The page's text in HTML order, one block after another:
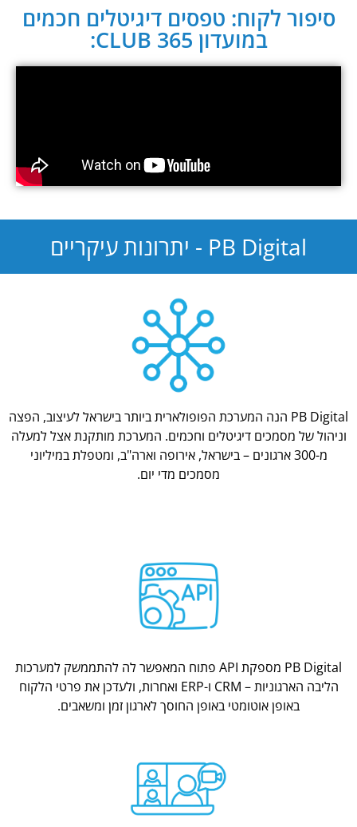
סיפור לקוח: טפסים דיגיטלים חכמים
במועדון CLUB 365:
PB Digital - יתרונות עיקריים
PB Digital הנה המערכת הפופולארית ביותר בישראל לעיצוב, הפצה
וניהול של מסמכים דיגיטלים וחכמים. המערכת מותקנת אצל למעלה
מ-300 ארגונים – בישראל, אירופה וארה"ב, ומטפלת במיליוני
מסמכים מדי יום.
PB Digital מספקת API פתוח המאפשר לה להתממשק למערכות
הליבה הארגוניות – CRM ו-ERP ואחרות, ולעדכן את פרטי הלקוח
באופן אוטומטי באופן החוסך לארגון זמן ומשאבים.